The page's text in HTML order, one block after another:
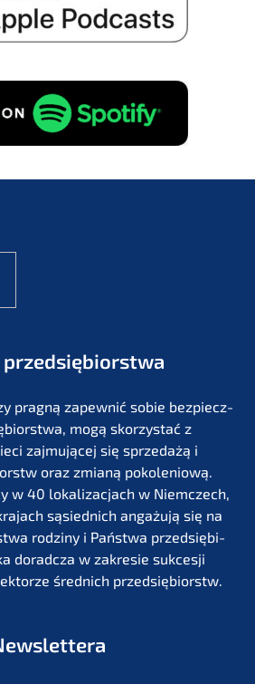
przedsiębiorstwa
pragną zapew­nić sobie bezpiecz­
mogą skorzystać z
zajmu­jącej się sprze­dażą i
oraz zmianą pokolenio­wą.
w 40 lokali­zac­jach w Niemc­zech,
sąsied­nich angażu­ją się na
rodzi­ny i Państ­wa przedsię­bi­
dorad­c­za w zakre­sie sukces­ji
średnich przedsiębiorstw.